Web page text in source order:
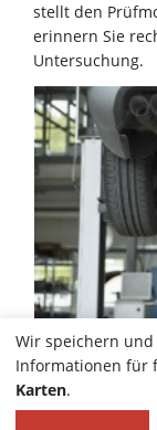
stellt den
erinnern Sie
Untersuchung.
Wir speichern
Informationen für
Karten.